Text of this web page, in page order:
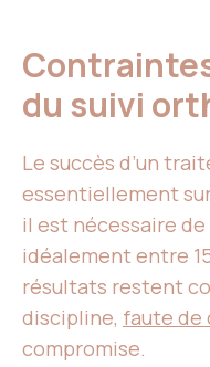
du suivi
Le succès d’un
essentiellement
il est nécessaire de
idéalement entre
résultats restent
discipline, faute de
compromise.